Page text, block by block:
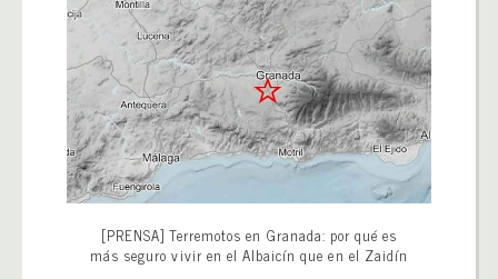
[PRENSA] Terremotos en Granada: por qué es
más seguro vivir en el Albaicín que en el Zaidín